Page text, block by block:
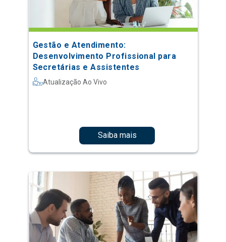
Gestão e Atendimento:
Desenvolvimento Profissional para
Secretárias e Assistentes
Atualização Ao Vivo
Saiba mais